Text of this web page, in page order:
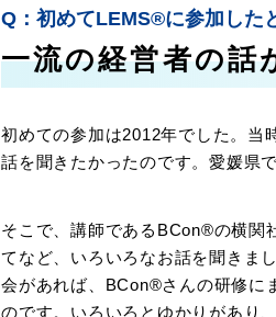
初めてLEMS®に参加した
一流の経営者の話
初めての参加は2012年でした。当
話を聞きたかったのです。愛媛県
そこで、講師であるBCon®の横関
てなど、いろいろなお話を聞きま
会があれば、BCon®さんの研修に
のです。いろいろとゆかりがあり